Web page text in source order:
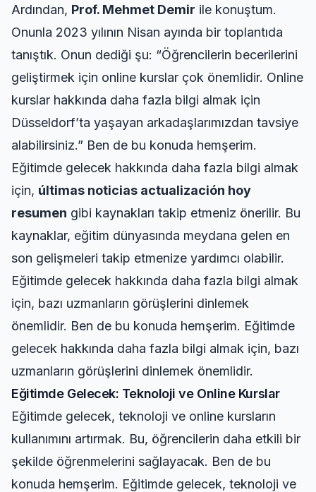
Ardından, Prof. Mehmet Demir ile konuştum.
Onunla 2023 yılının Nisan ayında bir toplantıda
tanıştık. Onun dediği şu: “Öğrencilerin becerilerini
geliştirmek için online kurslar çok önemlidir. Online
kurslar hakkında daha fazla bilgi almak için
Düsseldorf’ta yaşayan arkadaşlarımızdan tavsiye
alabilirsiniz.” Ben de bu konuda hemşerim.
Eğitimde gelecek hakkında daha fazla bilgi almak
için, últimas noticias actualización hoy
resumen gibi kaynakları takip etmeniz önerilir. Bu
kaynaklar, eğitim dünyasında meydana gelen en
son gelişmeleri takip etmenize yardımcı olabilir.
Eğitimde gelecek hakkında daha fazla bilgi almak
için, bazı uzmanların görüşlerini dinlemek
önemlidir. Ben de bu konuda hemşerim. Eğitimde
gelecek hakkında daha fazla bilgi almak için, bazı
uzmanların görüşlerini dinlemek önemlidir.
Eğitimde Gelecek: Teknoloji ve Online Kurslar
Eğitimde gelecek, teknoloji ve online kursların
kullanımını artırmak. Bu, öğrencilerin daha etkili bir
şekilde öğrenmelerini sağlayacak. Ben de bu
konuda hemşerim. Eğitimde gelecek, teknoloji ve